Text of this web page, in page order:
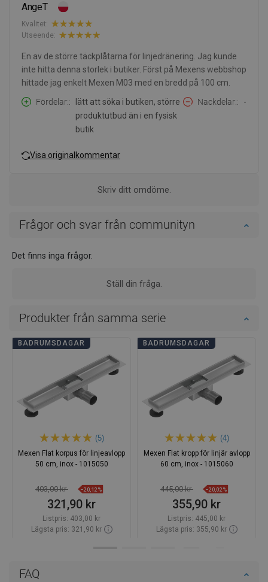
FAQ
AngeT
Kvalitet:
Utseende:
En av de större täckplåtarna för linjedränering. Jag kunde
inte hitta denna storlek i butiker. Först på Mexens webbshop
hittade jag enkelt Mexen M03 med en bredd på 100 cm.
Fördelar:
lätt att söka i butiken, större
produktutbud än i en fysisk
butik
Nackdelar: -
Visa originalkommentar
Skriv ditt omdöme.
Frågor och svar från communityn
Det finns inga frågor.
Ställ din fråga.
Produkter från samma serie
BADRUMSDAGAR
(5)
Mexen Flat korpus för linjeavlopp
50 cm, inox - 1015050
403,00 kr −20,12%
321,90 kr
Listpris: 403,00 kr
Lägsta pris: 321,90 kr
BADRUMSDAGAR
(4)
Mexen Flat kropp för linjär avlopp
60 cm, inox - 1015060
445,00 kr −20,02%
355,90 kr
Listpris: 445,00 kr
Lägsta pris: 355,90 kr